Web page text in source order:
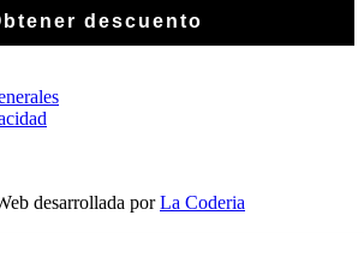
descuento
desarrollada porLa Coderia